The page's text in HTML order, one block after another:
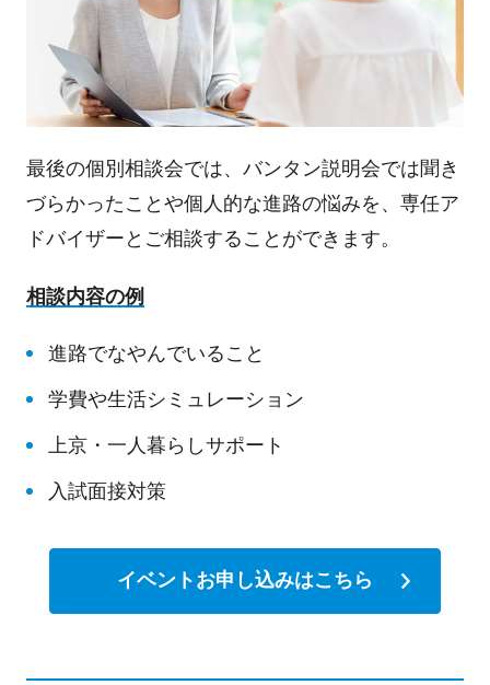
最後の個別相談会では、バンタン説明会では聞き
づらかったことや個人的な進路の悩みを、専任ア
ドバイザーとご相談することができます。
相談内容の例
進路でなやんでいること
学費や生活シミュレーション
上京・一人暮らしサポート
入試面接対策
イベントお申し込みはこちら